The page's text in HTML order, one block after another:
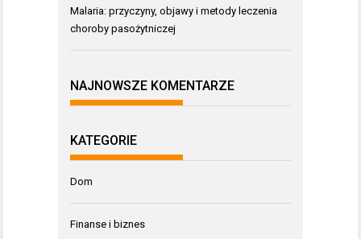
Malaria: przyczyny, objawy i metody leczenia
choroby pasożytniczej
NAJNOWSZE KOMENTARZE
KATEGORIE
Dom
Finanse i biznes